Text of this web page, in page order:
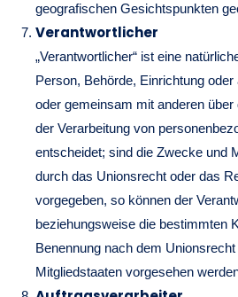
geografischen Gesichtspunkten
Verantwortlicher
„Verantwortlicher“ ist eine
Person, Behörde, Einrichtung oder
oder gemeinsam mit anderen
der Verarbeitung von
entscheidet; sind die Zwecke und
durch das Unionsrecht oder das
vorgegeben, so können der
beziehungsweise die bestimmten
Benennung nach dem
Mitgliedstaaten vorgesehen